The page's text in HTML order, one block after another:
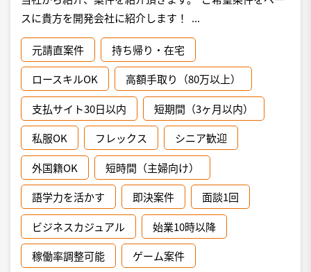
スに貴方を開発会社に紹介します！ ...
元請直案件 持ち帰り・在宅
ロースキルOK 高額手取り（80万以上）
支払サイト30日以内 短期間（3ヶ月以内）
私服OK フレックス シニア歓迎
外国籍OK 短時間（主婦向け）
語学力を活かす 即決案件 面談1回
ビジネスカジュアル 始業10時以降
稼働率調整可能 ゲーム案件